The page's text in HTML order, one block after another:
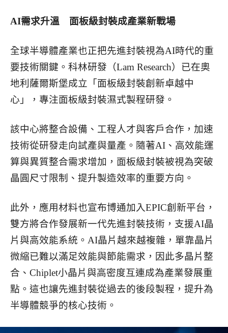
AI需求升溫 面板級封裝成產業新戰場
全球半導體產業也正把先進封裝視為AI時代的重
要技術關鍵。科林研發（Lam Research）已在奧
地利薩爾斯堡成立「面板級封裝創新卓越中
心」，專注面板級封裝濕式製程研發。
該中心將整合設備、工程人才與客戶合作，加速
技術從研發走向試產與量產。隨著AI、高效能運
算與異質整合需求增加，面板級封裝被視為突破
晶圓尺寸限制、提升製造效率的重要方向。
此外，應用材料也宣布博通加入EPIC創新平台，
雙方將合作發展新一代先進封裝技術，支援AI晶
片與高效能系統。AI晶片越來越複雜，單靠晶片
微縮已難以滿足效能與節能需求，因此多晶片整
合、Chiplet小晶片與高密度互連成為產業發展重
點。這也讓先進封裝從過去的後段製程，提升為
半導體競爭的核心技術。